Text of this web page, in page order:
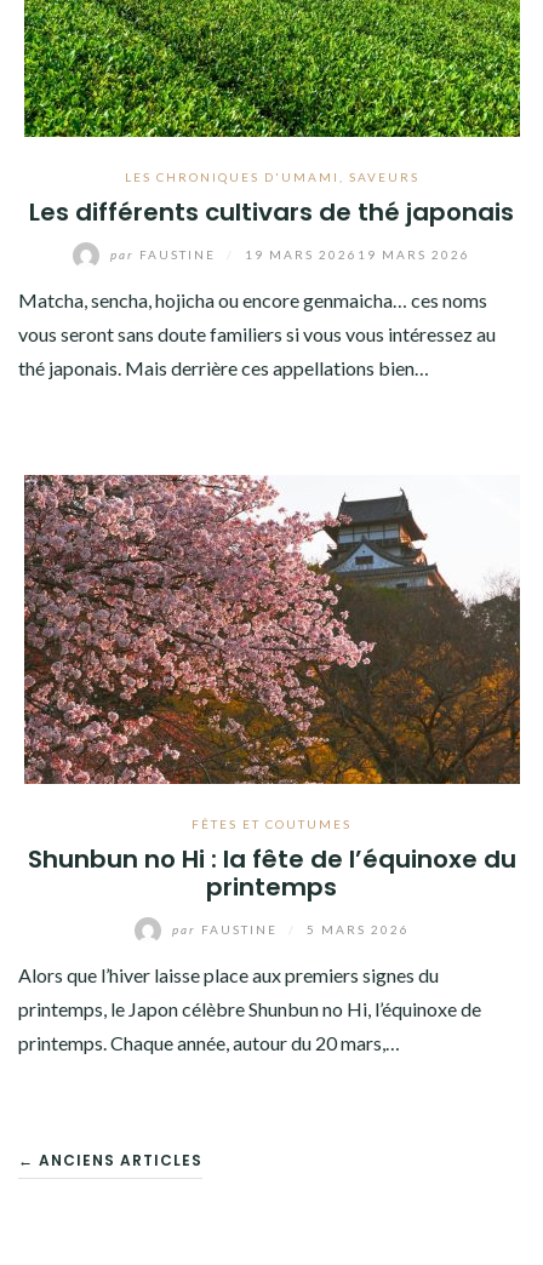
LES CHRONIQUES D'UMAMI SAVEURS
Les différents cultivars de thé japonais
par FAUSTINE 19 MARS 2026 19 MARS 2026
Matcha, sencha, hojicha ou encore genmaicha… ces noms
vous seront sans doute familiers si vous vous intéressez au
thé japonais. Mais derrière ces appellations bien…
FÊTES ET COUTUMES
Shunbun no Hi : la fête de l’équinoxe du
printemps
par FAUSTINE 5 MARS 2026
Alors que l’hiver laisse place aux premiers signes du
printemps, le Japon célèbre Shunbun no Hi, l’équinoxe de
printemps. Chaque année, autour du 20 mars,…
NAVIGATION
← ANCIENS ARTICLES